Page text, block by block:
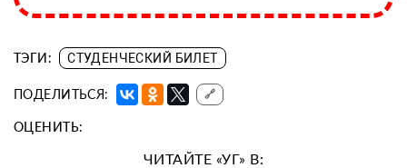
ТЭГИ: СТУДЕНЧЕСКИЙ БИЛЕТ
ПОДЕЛИТЬСЯ: 🔗
ОЦЕНИТЬ:
ЧИТАЙТЕ «УГ» В: